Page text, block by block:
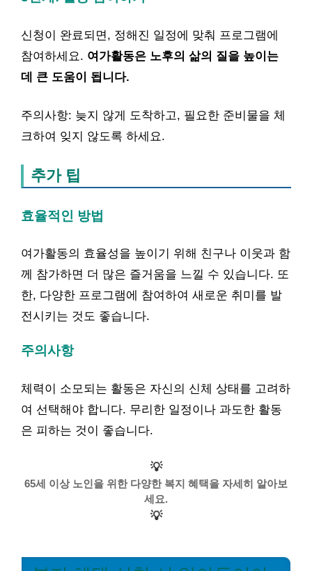
신청이 완료되면, 정해진 일정에 맞춰 프로그램에
참여하세요. 여가활동은 노후의 삶의 질을 높이는
데 큰 도움이 됩니다.
주의사항: 늦지 않게 도착하고, 필요한 준비물을 체
크하여 잊지 않도록 하세요.
추가 팁
효율적인 방법
여가활동의 효율성을 높이기 위해 친구나 이웃과 함
께 참가하면 더 많은 즐거움을 느낄 수 있습니다. 또
한, 다양한 프로그램에 참여하여 새로운 취미를 발
전시키는 것도 좋습니다.
주의사항
체력이 소모되는 활동은 자신의 신체 상태를 고려하
여 선택해야 합니다. 무리한 일정이나 과도한 활동
은 피하는 것이 좋습니다.
💡
65세 이상 노인을 위한 다양한 복지 혜택을 자세히 알아보
세요.
💡